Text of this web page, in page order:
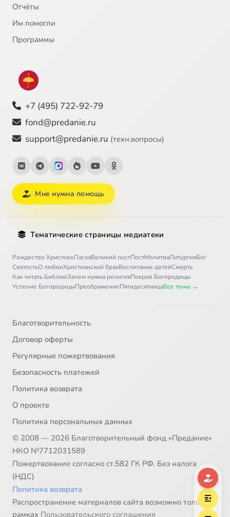
Отчёты
Им помогли
Программы
+7 (495) 722-92-79
fond@predanie.ru
support@predanie.ru (техн.вопросы)
Мне нужна помощь
Тематические страницы медиатеки
Рождество ХристовоПасхаВеликий постПостМолитваЛитургияБог
СвятостьО любвиХристианский бракВоспитание детейСмерть
Как читать БиблиюЗачем нужна религияПокров Богородицы
Успение БогородицыПреображениеПятидесятницаВсе темы →
Благотворительность
Договор оферты
Регулярные пожертвования
Безопасность платежей
Политика возврата
О проекте
Политика персональных данных
© 2008 — 2026 Благотворительный фонд «Предание»
НКО №7712031589
Пожертвование согласно ст.582 ГК РФ. Без налога
(НДС)
Политика возврата
Распространение материалов сайта возможно только в
рамках Пользовательского соглашения